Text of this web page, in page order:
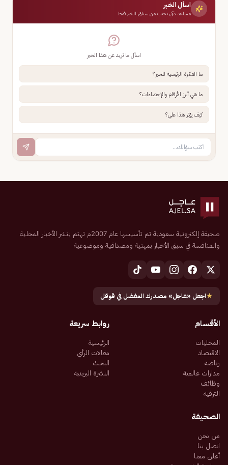
اسأل الخبر
مساعد ذكي يجيب من سياق الخبر فقط
اسأل ما تريد عن هذا الخبر
ما الفكرة الرئيسية للخبر؟
ما هي أبرز الأرقام والإحصاءات؟
كيف يؤثر هذا علي؟
صحيفة إلكترونية سعودية تم تأسيسها عام 2007م تهتم بنشر الأخبار المحلية
والمنافسة في سبق الأخبار بمهنية ومصداقية وموضوعية
★اجعل «عاجل» مصدرك المفضل في قوقل
الأقسام
المحليات
الاقتصاد
رياضة
مدارات عالمية
وظائف
الترفيه
روابط سريعة
الرئيسية
مقالات الرأي
البحث
النشرة البريدية
الصحيفة
من نحن
اتصل بنا
أعلن معنا